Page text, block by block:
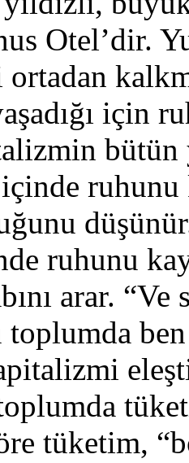
Otel’dir.
için
bütün
ruhunu
ruhunu
arar.
toplumda
tüketim,